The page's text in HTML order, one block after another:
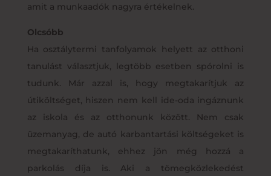
amit a munkaadók nagyra értékelnek.
Olcsóbb
Ha osztálytermi tanfolyamok helyett az otthoni
tanulást választjuk, legtöbb esetben spórolni is
tudunk. Már azzal is, hogy megtakarítjuk az
útiköltséget, hiszen nem kell ide-oda ingáznunk
az iskola és az otthonunk között. Nem csak
üzemanyag, de autó karbantartási költségeket is
megtakaríthatunk, ehhez jön még hozzá a
parkolás díja is. Aki a tömegközlekedést